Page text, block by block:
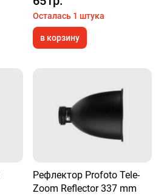
Осталась 1 штука
в корзину
Рефлектор Profoto Tele-
Zoom Reflector 337 mm